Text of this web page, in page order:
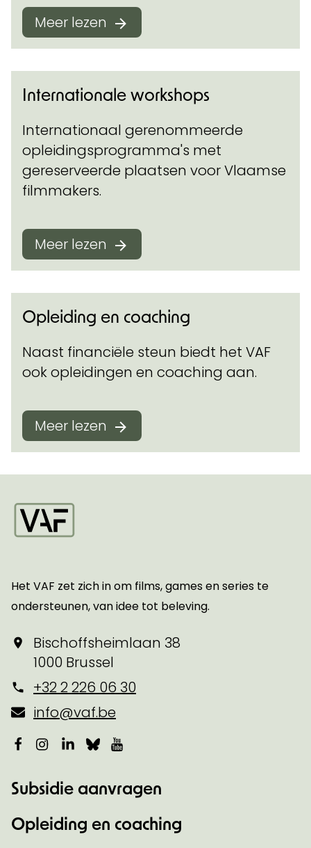
Meer lezen
Internationale workshops
Internationaal gerenommeerde
opleidingsprogramma's met
gereserveerde plaatsen voor Vlaamse
filmmakers.
Meer lezen
Opleiding en coaching
Naast financiële steun biedt het VAF
ook opleidingen en coaching aan.
Meer lezen
Het VAF zet zich in om films, games en series te
ondersteunen, van idee tot beleving.
Bischoffsheimlaan 38
1000 Brussel
+32 2 226 06 30
info@vaf.be
Facebook
Instagram
LinkedIn
Bluesky
Subsidie aanvragen
Opleiding en coaching